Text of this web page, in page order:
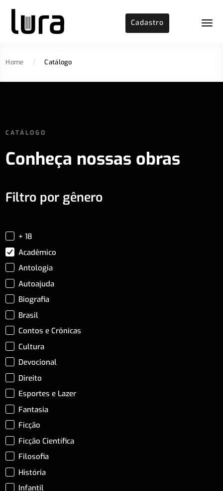
Cadastro
Home / Catálogo
CATÁLOGO
Conheça nossas obras
Filtro por gênero
+ 18
Acadêmico
Antologia
Autoajuda
Biografia
Brasil
Contos e Crônicas
Cultura
Devocional
Direito
Esportes e Lazer
Fantasia
Ficção
Ficção Científica
Filosofia
História
Infantil